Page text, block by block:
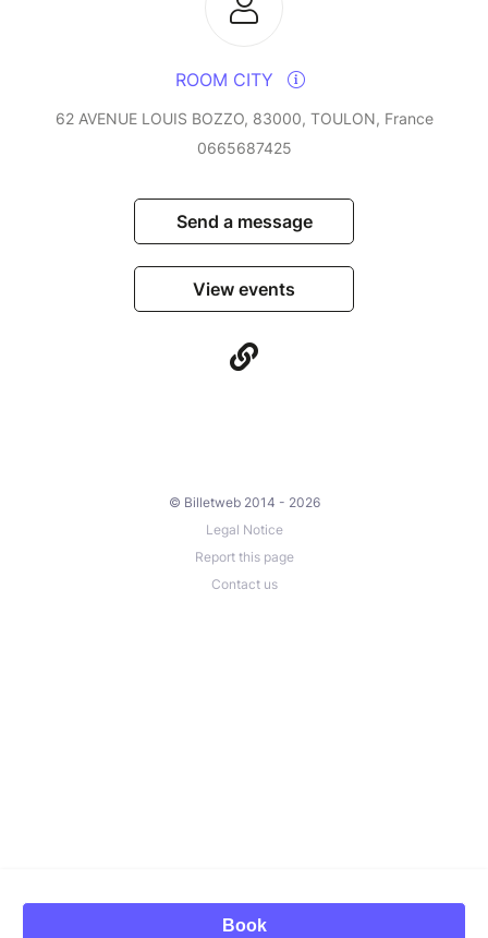
ROOM CITY
62 AVENUE LOUIS BOZZO, 83000, TOULON, France
0665687425
Send a message
View events
© Billetweb 2014 - 2026
Legal Notice
Report this page
Contact us
Book